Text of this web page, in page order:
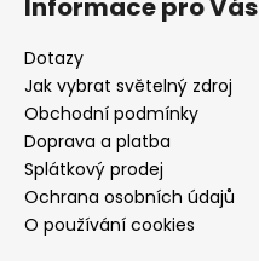
ř
e
b
u
j
e
t
e
Informace pro Vás
Dotazy
Jak vybrat světelný zdroj
Obchodní podmínky
Doprava a platba
Splátkový prodej
Ochrana osobních údajů
O používání cookies